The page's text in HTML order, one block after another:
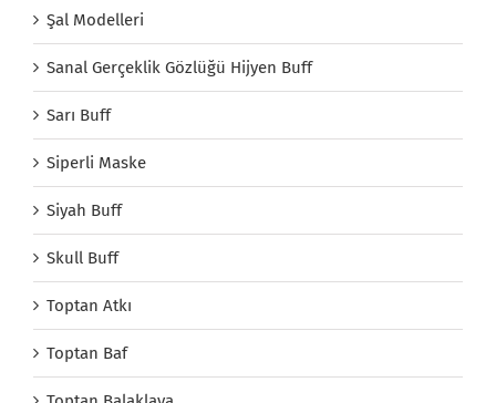
Şal Modelleri
Sanal Gerçeklik Gözlüğü Hijyen Buff
Sarı Buff
Siperli Maske
Siyah Buff
Skull Buff
Toptan Atkı
Toptan Baf